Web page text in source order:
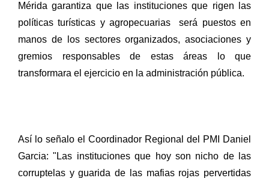
Mérida garantiza que las instituciones que rigen las
políticas turísticas y agropecuarias
será puestos en
manos de los sectores organizados, asociaciones y
gremios responsables de estas áreas lo que
transformara el ejercicio en la administración pública.
Así lo señalo el Coordinador Regional del PMI Daniel
Garcia: "Las instituciones que hoy son nicho de las
corruptelas y guarida de las mafias rojas pervertidas